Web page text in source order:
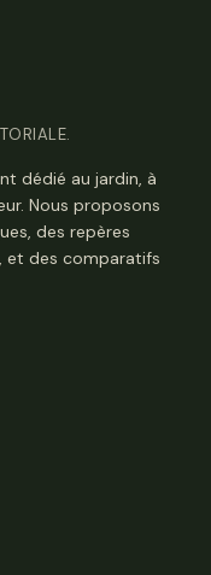
dédié au jardin, à
Nous proposons
des repères
et des comparatifs